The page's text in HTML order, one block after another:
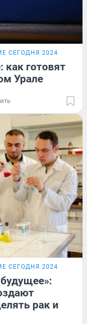
СЕГОДНЯ 2024
как готовят
Урале
СЕГОДНЯ 2024
рак и